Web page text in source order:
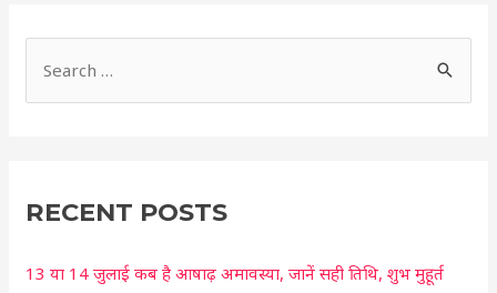
e
c
f
RECENT POSTS
13 या 14 जुलाई कब है आषाढ़ अमावस्या, जानें सही तिथि, शुभ मुहूर्त